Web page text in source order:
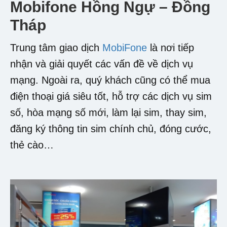
Mobifone Hồng Ngự – Đồng
Tháp
Trung tâm giao dịch MobiFone là nơi tiếp
nhận và giải quyết các vấn đề về dịch vụ
mạng. Ngoài ra, quý khách cũng có thể mua
điện thoại giá siêu tốt, hỗ trợ các dịch vụ sim
số, hòa mạng số mới, làm lại sim, thay sim,
đăng ký thông tin sim chính chủ, đóng cước,
thẻ cào…